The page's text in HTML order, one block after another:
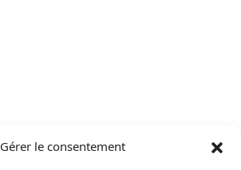
Gérer le consentement